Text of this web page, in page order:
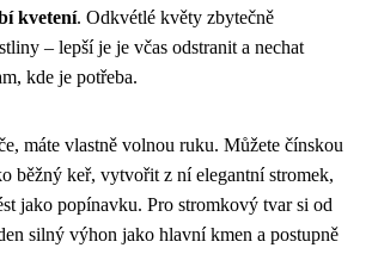
kvetení. Odkvétlé květy zbytečně
– lepší je je včas odstranit a nechat
kde je potřeba.
máte vlastně volnou ruku. Můžete čínskou
běžný keř, vytvořit z ní elegantní stromek,
jako popínavku. Pro stromkový tvar si od
silný výhon jako hlavní kmen a postupně